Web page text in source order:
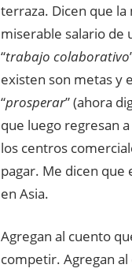
terraza. Dicen que la
miserable salario de
“trabajo colaborativo
existen son metas y
“prosperar” (ahora
que luego regresan
los centros
pagar. Me dicen
en Asia.
Agregan al cuento
competir. Agregan